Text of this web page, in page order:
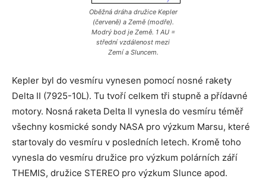
Oběžná dráha družice Kepler
(červeně) a Země (modře).
Modrý bod je Země. 1 AU =
střední vzdálenost mezi
Zemí a Sluncem.
Kepler byl do vesmíru vynesen pomocí nosné rakety
Delta II (7925-10L). Tu tvoří celkem tři stupně a přídavné
motory. Nosná raketa Delta II vynesla do vesmíru téměř
všechny kosmické sondy NASA pro výzkum Marsu, které
startovaly do vesmíru v posledních letech. Kromě toho
vynesla do vesmíru družice pro výzkum polárních září
THEMIS, družice STEREO pro výzkum Slunce apod.